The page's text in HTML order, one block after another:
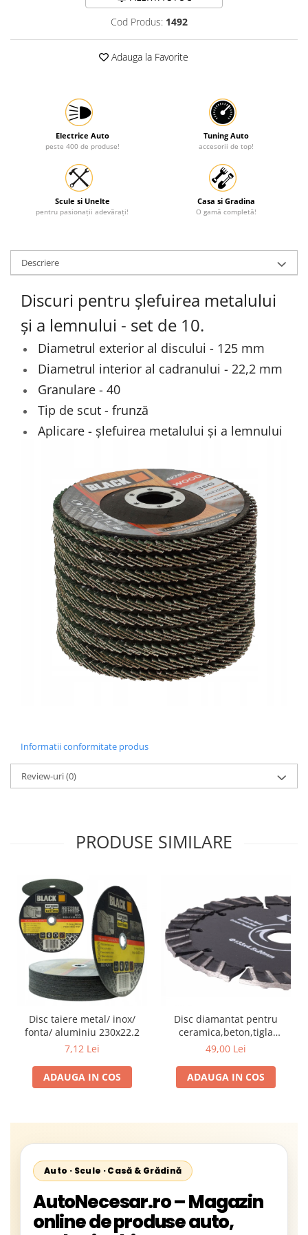
Scule Pneumatice
Suport motocicleta
Tunuri de caldura si aeroteme
Utilaje constructie
Cod Produs: 1492
Adauga la Favorite
Electrice Auto
peste 400 de produse!
Tuning Auto
accesorii de top!
Scule si Unelte
pentru pasionații adevărați!
Casa si Gradina
O gamă completă!
Descriere
Discuri pentru șlefuirea metalului
și a lemnului - set de 10.
Diametrul exterior al discului - 125 mm
Diametrul interior al cadranului - 22,2 mm
Granulare - 40
Tip de scut - frunză
Aplicare - șlefuirea metalului și a lemnului
Informatii conformitate produs
Review-uri(0)
PRODUSE SIMILARE
Disc taiere metal/ inox/
fonta/ aluminiu 230x22.2
7,12 Lei
ADAUGA IN COS
Disc diamantat pentru
ceramica,beton,tigla
diametru 133 mm grosimea
49,00 Lei
ADAUGA IN COS
Auto · Scule · Casă & Grădină
AutoNecesar.ro – Magazin
online de produse auto,